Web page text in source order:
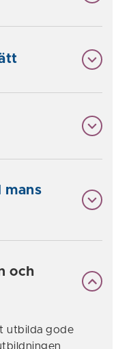
mans
och
utbilda gode